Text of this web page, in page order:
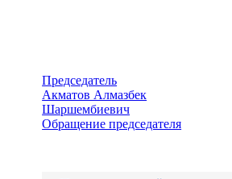
Председатель
Акматов Алмазбек
Шаршембиевич
Обращение председателя